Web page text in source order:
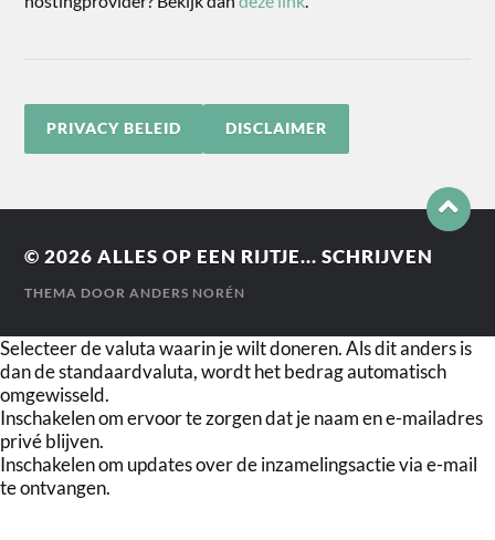
PRIVACY BELEID DISCLAIMER
© 2026ALLES OP EEN RIJTJE... SCHRIJVEN
THEMA DOORANDERS NORÉN
Selecteer de valuta waarin je wilt doneren. Als dit anders is
dan de standaardvaluta, wordt het bedrag automatisch
omgewisseld.
Inschakelen om ervoor te zorgen dat je naam en e-mailadres
privé blijven.
Inschakelen om updates over de inzamelingsactie via e-mail
te ontvangen.